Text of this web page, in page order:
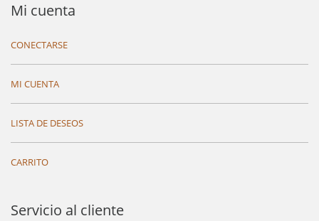
Mi cuenta
CONECTARSE
MI CUENTA
LISTA DE DESEOS
CARRITO
Servicio al cliente